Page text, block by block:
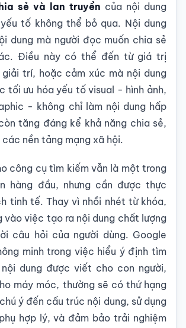
sẻ và lan truyền của nội dung
tố không thể bỏ qua. Nội dung
dung mà người đọc muốn chia sẻ
Điều này có thể đến từ giá trị
trí, hoặc cảm xúc mà nội dung
tối ưu hóa yếu tố visual - hình ảnh,
- không chỉ làm nội dung hấp
tăng đáng kể khả năng chia sẻ,
nền tảng mạng xã hội.
công cụ tìm kiếm vẫn là một trong
hàng đầu, nhưng cần được thực
tinh tế. Thay vì nhồi nhét từ khóa,
vào việc tạo ra nội dung chất lượng
câu hỏi của người dùng. Google
minh trong việc hiểu ý định tìm
dung được viết cho con người,
máy móc, thường sẽ có thứ hạng
ý đến cấu trúc nội dung, sử dụng
hợp lý, và đảm bảo trải nghiệm